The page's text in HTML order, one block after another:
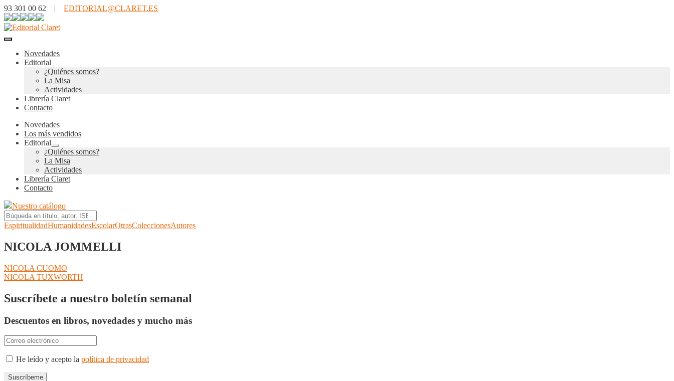
93 301 00 62 | EDITORIAL@CLARET.ES
Novedades
Editorial
¿Quiénes somos?
La Misa
Actividades
Librería Claret
Contacto
Novedades
Los más vendidos
Editorial
Expandir
el
menú
hijo
¿Quiénes somos?
La Misa
Actividades
Librería Claret
Contacto
Nuestro catálogo
EspiritualidadHumanidadesEscolarOtrasColeccionesAutores
NICOLA JOMMELLI
Navegación
de
entradas
Anterior:
NICOLA CUOMO
Siguiente:
NICOLA TUXWORTH
Suscríbete a nuestro boletín semanal
Descuentos en libros, novedades y mucho más
He leído y acepto la política de privacidad